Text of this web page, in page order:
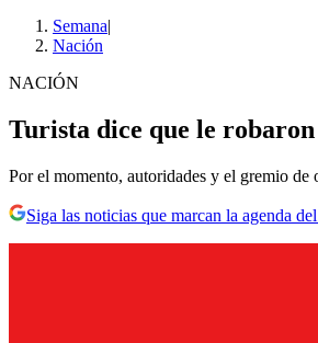
Semana|
Nación
NACIÓN
Turista dice que le
Por el momento, autoridades y el gremio de
Siga las noticias que marcan la agenda